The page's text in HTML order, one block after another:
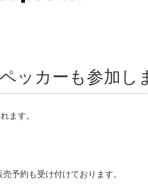
ッカーも参加し
ます。
予約も受け付けております。